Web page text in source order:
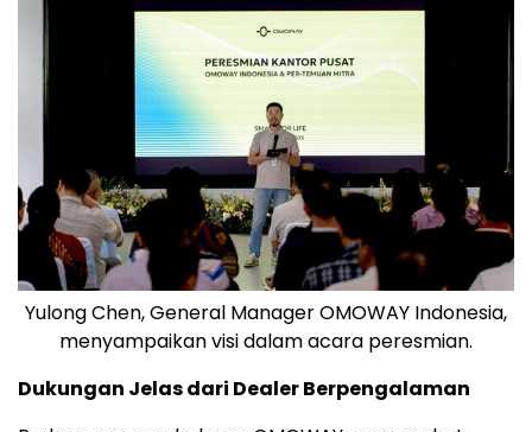
Yulong Chen, General Manager OMOWAY Indonesia,
menyampaikan visi dalam acara peresmian.
Dukungan Jelas dari Dealer Berpengalaman